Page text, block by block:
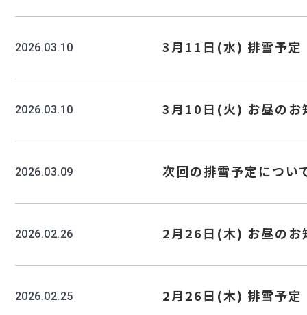
2026.03.10 3月11日(水) 排雪予定
2026.03.10 3月10日(火) お昼のお
2026.03.09 次回の排雪予定につい
2026.02.26 2月26日(木) お昼のお
2026.02.25 2月26日(木) 排雪予定